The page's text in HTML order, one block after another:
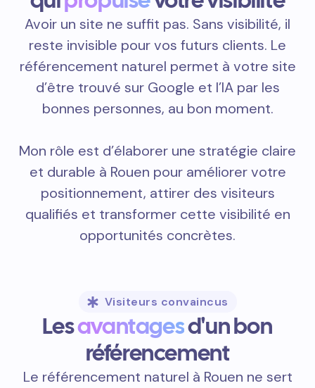
Avoir un site ne suffit pas. Sans visibilité, il
reste invisible pour vos futurs clients. Le
référencement naturel permet à votre site
d’être trouvé sur Google et l’IA par les
bonnes personnes, au bon moment.
Mon rôle est d’élaborer une stratégie claire
et durable à Rouen pour améliorer votre
positionnement, attirer des visiteurs
qualifiés et transformer cette visibilité en
opportunités concrètes.
Visiteurs convaincus
Lesavantagesd'un bon
référencement
Le référencement naturel à Rouen ne sert